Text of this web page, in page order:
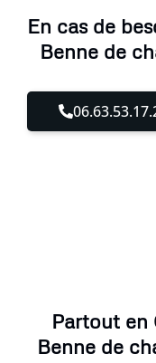
En cas de
Benne de
Partout en
Benne de